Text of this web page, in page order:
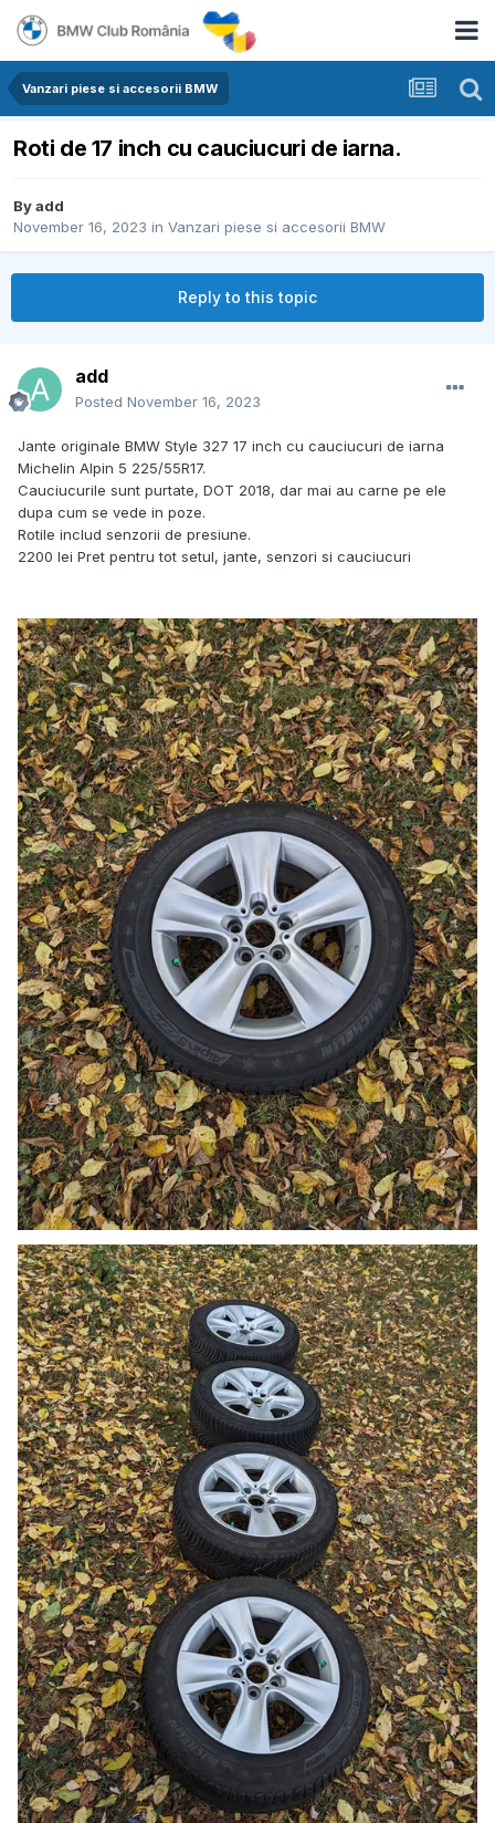
Vanzari piese si accesorii BMW
Roti de 17 inch cu cauciucuri de iarna.
Byadd
November 16, 2023 in Vanzari piese si accesorii BMW
Reply to this topic
add
Posted November 16, 2023
Jante originale BMW Style 327 17 inch cu cauciucuri de iarna
Michelin Alpin 5 225/55R17.
Cauciucurile sunt purtate, DOT 2018, dar mai au carne pe ele
dupa cum se vede in poze.
Rotile includ senzorii de presiune.
2200 lei Pret pentru tot setul, jante, senzori si cauciucuri